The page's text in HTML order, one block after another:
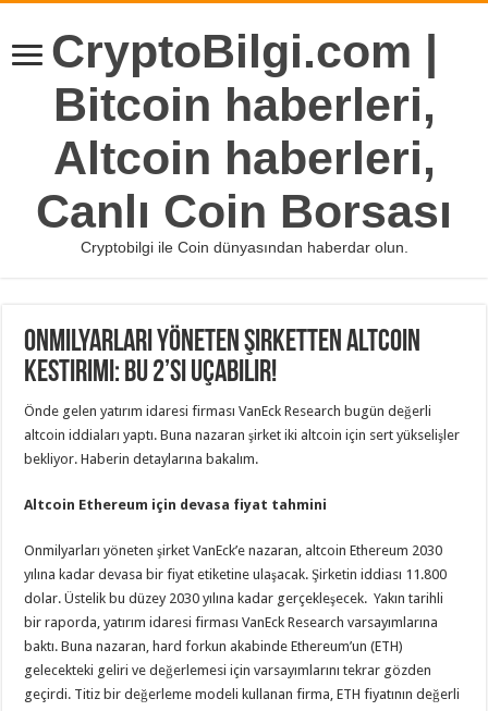
CryptoBilgi.com |
Bitcoin haberleri,
Altcoin haberleri,
Canlı Coin Borsası
Cryptobilgi ile Coin dünyasından haberdar olun.
Onmilyarları Yöneten Şirketten Altcoin
Kestirimi: Bu 2’si Uçabilir!
Önde gelen yatırım idaresi firması VanEck Research bugün değerli
altcoin iddiaları yaptı. Buna nazaran şirket iki altcoin için sert yükselişler
bekliyor. Haberin detaylarına bakalım.
Altcoin Ethereum için devasa fiyat tahmini
Onmilyarları yöneten şirket VanEck’e nazaran, altcoin Ethereum 2030
yılına kadar devasa bir fiyat etiketine ulaşacak. Şirketin iddiası 11.800
dolar. Üstelik bu düzey 2030 yılına kadar gerçekleşecek. Yakın tarihli
bir raporda, yatırım idaresi firması VanEck Research varsayımlarına
baktı. Buna nazaran, hard forkun akabinde Ethereum’un (ETH)
gelecekteki geliri ve değerlemesi için varsayımlarını tekrar gözden
geçirdi. Titiz bir değerleme modeli kullanan firma, ETH fiyatının değerli